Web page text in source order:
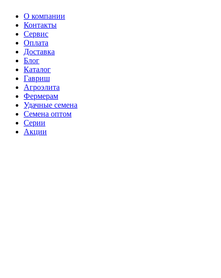
О компании
Контакты
Сервис
Оплата
Доставка
Блог
Каталог
Гавриш
Агроэлита
Фермерам
Удачные семена
Семена оптом
Серии
Акции